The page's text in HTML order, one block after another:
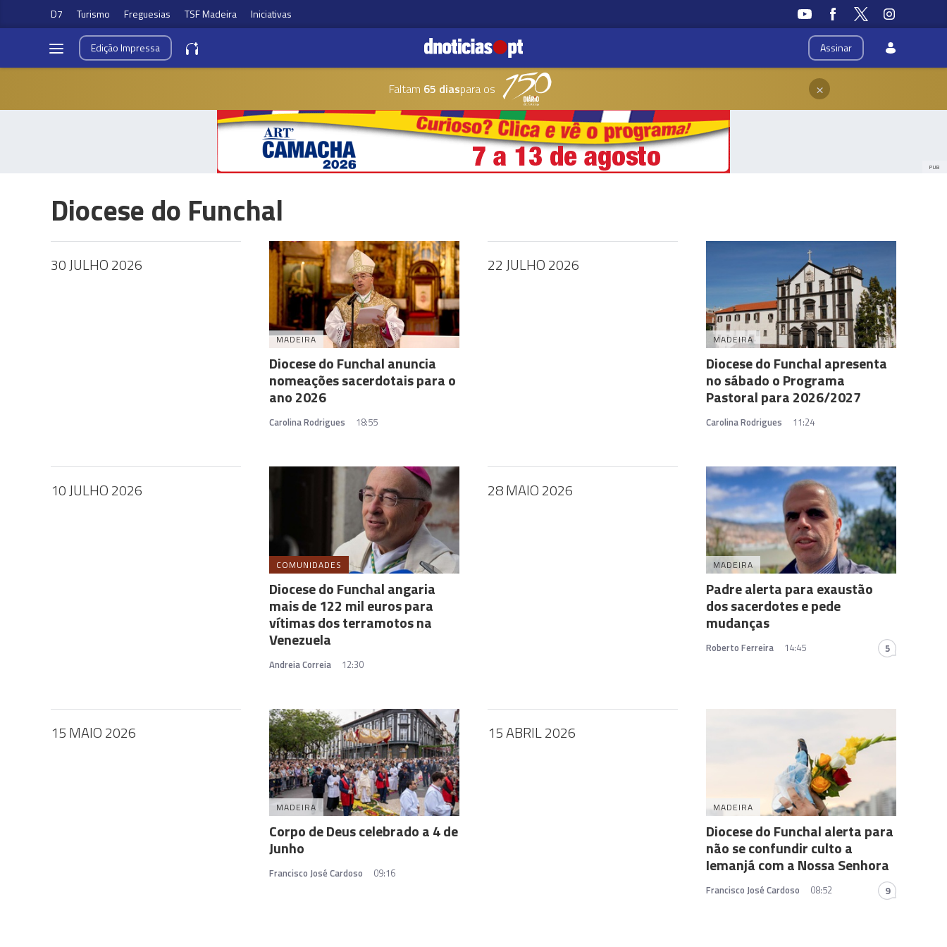
D7 Turismo Freguesias TSF Madeira Iniciativas
Assinar
EdiçãoImpressa
Faltam 65 diaspara os ×
PUB
Diocese do Funchal
30 JULHO 2026
MADEIRA
Diocese do Funchal anuncia
nomeações sacerdotais para o
ano 2026
Carolina Rodrigues 18:55
22 JULHO 2026
MADEIRA
Diocese do Funchal apresenta
no sábado o Programa
Pastoral para 2026/2027
Carolina Rodrigues 11:24
10 JULHO 2026
COMUNIDADES
Diocese do Funchal angaria
mais de 122 mil euros para
vítimas dos terramotos na
Venezuela
Andreia Correia 12:30
28 MAIO 2026
MADEIRA
Padre alerta para exaustão
dos sacerdotes e pede
mudanças
Roberto Ferreira 14:45 5
15 MAIO 2026
MADEIRA
Corpo de Deus celebrado a 4 de
Junho
Francisco José Cardoso 09:16
15 ABRIL 2026
MADEIRA
Diocese do Funchal alerta para
não se confundir culto a
Iemanjá com a Nossa Senhora
Francisco José Cardoso 08:52 9